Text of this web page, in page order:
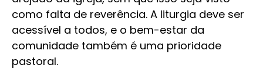
como falta de reverência. A liturgia deve ser
acessível a todos, e o bem-estar da
comunidade também é uma prioridade
pastoral.